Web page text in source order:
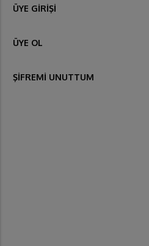
ÜYE GİRİŞİ
ÜYE OL
ŞİFREMİ UNUTTUM